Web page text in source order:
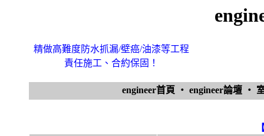
精做高難度防水抓漏/壁癌/油漆等工程
責任施工、合約保固！
engineer首頁 ‧ engineer論壇 ‧